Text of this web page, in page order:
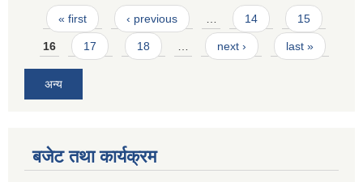
Pages
« first ‹ previous … 14 15
16 17 18 … next › last »
अन्य
बजेट तथा कार्यक्रम